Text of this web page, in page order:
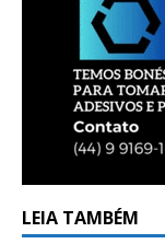
LEIA TAMBÉM